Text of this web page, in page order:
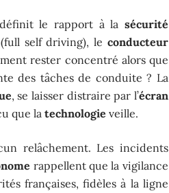
le rapport à la sécurité
(full self driving), le conducteur
rester concentré alors que
des tâches de conduite ? La
, se laisser distraire par l’écran
que latechnologie veille.
relâchement. Les incidents
rappellent que la vigilance
françaises, fidèles à la ligne